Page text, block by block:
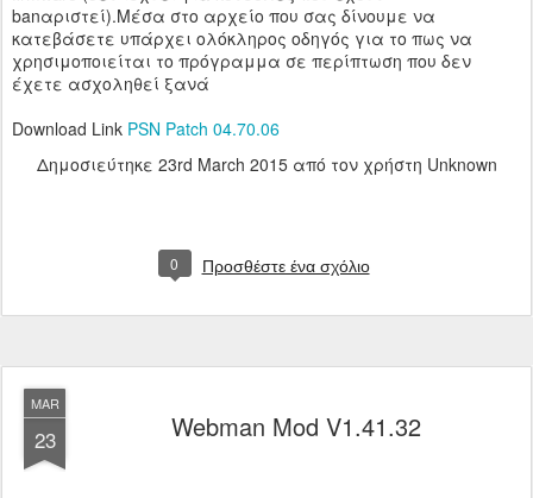
banαριστεί).Μέσα στο αρχείο που σας δίνουμε να
κατεβάσετε υπάρχει ολόκληρος οδηγός για το πως να
χρησιμοποιείται το πρόγραμμα σε περίπτωση που δεν
έχετε ασχοληθεί ξανά
Download Link PSN Patch 04.70.06
Δημοσιεύτηκε 23rd March 2015από τον χρήστη Unknown
0 Προσθέστε ένα σχόλιο
MAR
23 Webman Mod V1.41.32